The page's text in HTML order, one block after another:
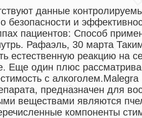
данные
безопасности и
пациентов: Способ
Рафаэль, 30 марта
естественную реакцию на
Еще один плюс
с
предназначен для
веществами являются
компоненты